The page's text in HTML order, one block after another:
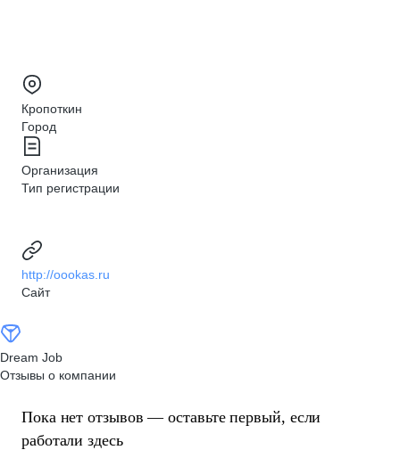
Кропоткин
Город
Организация
Тип регистрации
http://oookas.ru
Сайт
Dream Job
Отзывы о компании
Пока нет отзывов — оставьте первый, если
работали здесь